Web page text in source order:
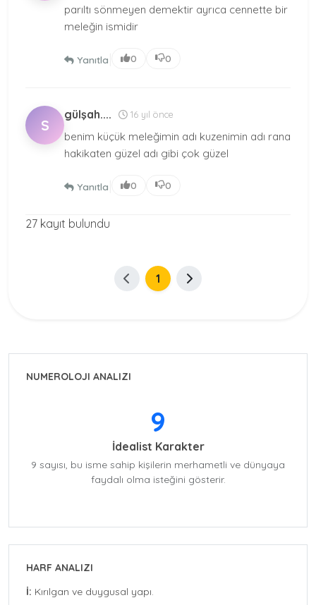
parıltı sönmeyen demektir ayrıca cennette bir
meleğin ismidir
Yanıtla 0 0
S
gülşah.... 16 yıl önce
benim küçük meleğimin adı kuzenimin adı rana
hakikaten güzel adı gibi çok güzel
Yanıtla 0 0
27 kayıt bulundu
1
NUMEROLOJI ANALIZI
9
İdealist Karakter
9 sayısı, bu isme sahip kişilerin merhametli ve dünyaya
faydalı olma isteğini gösterir.
HARF ANALIZI
İ: Kırılgan ve duygusal yapı.